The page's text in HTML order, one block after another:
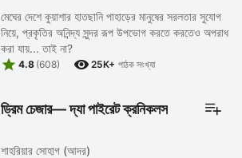
মেঘের দেশে কুয়াশার হাতছানি পাহাড়ের মানুষের সরলতার সুযোগ
নিয়ে, প্রকৃতির অনিন্দ্য সুন্দর রূপ উপভোগ করতে করতেও অপরাধ
করা যায়... তাই না?
 4.8 (608)  25K+ পাঠক সংখ্যা
ড্রিম চেজার— দ্যা পাইরেট ক্রনিকলস
শাহরিয়ার সোহাগ (আদর)